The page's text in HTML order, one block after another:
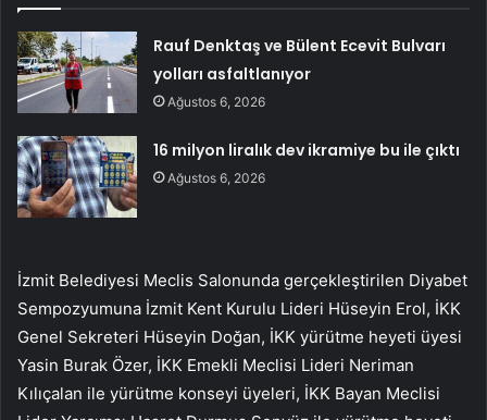
Rauf Denktaş ve Bülent Ecevit Bulvarı
yolları asfaltlanıyor
Ağustos 6, 2026
16 milyon liralık dev ikramiye bu ile çıktı
Ağustos 6, 2026
İzmit Belediyesi Meclis Salonunda gerçekleştirilen Diyabet
Sempozyumuna İzmit Kent Kurulu Lideri Hüseyin Erol, İKK
Genel Sekreteri Hüseyin Doğan, İKK yürütme heyeti üyesi
Yasin Burak Özer, İKK Emekli Meclisi Lideri Neriman
Kılıçalan ile yürütme konseyi üyeleri, İKK Bayan Meclisi